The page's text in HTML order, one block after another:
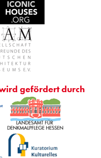
gefördert durch